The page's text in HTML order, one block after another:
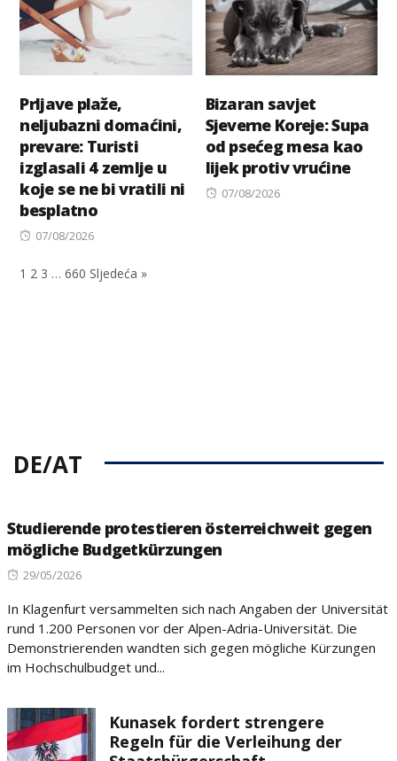
Prljave plaže,
neljubazni domaćini,
prevare: Turisti
izglasali 4 zemlje u
koje se ne bi vratili ni
besplatno
Posted
07/08/2026
Bizaran savjet
Sjeverne Koreje: Supa
od psećeg mesa kao
lijek protiv vrućine
Posted
07/08/2026
1 2 3 … 660 Sljedeća »
DE/AT
Studierende protestieren österreichweit gegen
mögliche Budgetkürzungen
Posted
29/05/2026
In Klagenfurt versammelten sich nach Angaben der Universität
rund 1.200 Personen vor der Alpen-Adria-Universität. Die
Demonstrierenden wandten sich gegen mögliche Kürzungen
im Hochschulbudget und...
Kunasek fordert strengere
Regeln für die Verleihung der